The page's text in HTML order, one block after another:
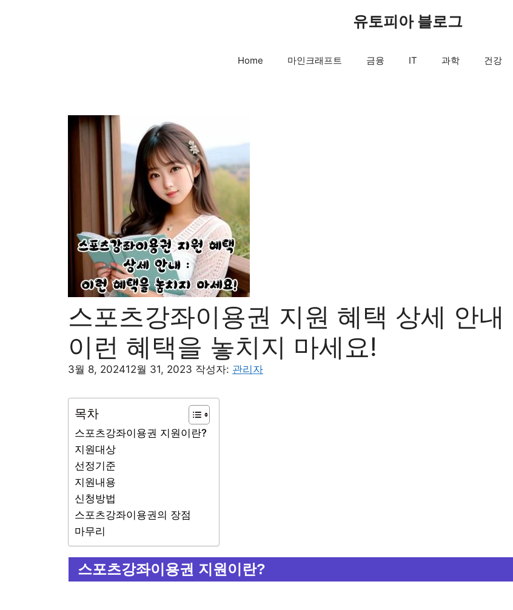
유토피아 블로그
Home 마인크래프트 금융 IT 과학 건강
스포츠강좌이용권 지원 혜택 상세 안내
이런 혜택을 놓치지 마세요!
3월 8, 202412월 31, 2023 작성자: 관리자
목차
스포츠강좌이용권 지원이란?
지원대상
선정기준
지원내용
신청방법
스포츠강좌이용권의 장점
마무리
스포츠강좌이용권 지원이란?